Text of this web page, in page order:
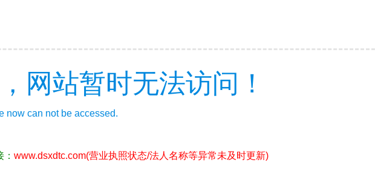
网站暂时无法访问！
now can not be accessed.
www.dsxdtc.com(营业执照状态/法人名称等异常未及时更新)